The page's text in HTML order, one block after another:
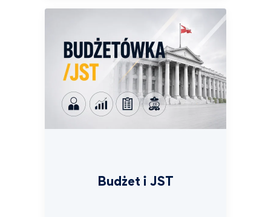
Budżet i JST